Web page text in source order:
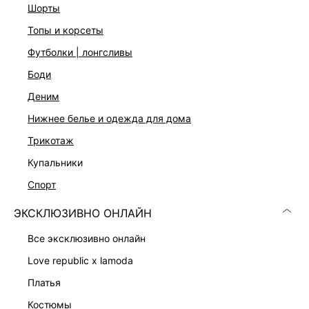
шорты
топы и корсеты
футболки | лонгсливы
боди
деним
нижнее белье и одежда для дома
трикотаж
купальники
спорт
ЭКСКЛЮЗИВНО ОНЛАЙН
все эксклюзивно онлайн
love republic x lamoda
платья
костюмы
ДОСТАВКА И ВОЗВРАТ
Подробные условия доставки и возврата
КАТАЛОГ
КОМПАНИЯ
КЛИЕНТАМ